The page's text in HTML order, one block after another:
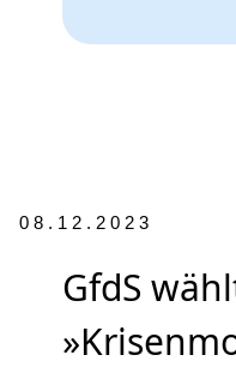
08.12.2023
GfdS